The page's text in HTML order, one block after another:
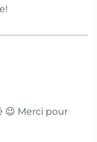
😉 Merci pour